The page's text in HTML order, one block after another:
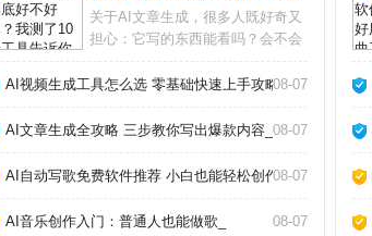
关于AI文章生成，很多人既好奇又
担心：它写的东西能看吗？会不会
使用，我实测了市面上主流工具，
能大幅提升写作效率。关键在于理
AI视频生成工具怎么选 零基础快速上手攻略_08-07
AI文章生成全攻略 三步教你写出爆款内容_ 08-07
AI自动写歌免费软件推荐 小白也能轻松创作_08-07
AI音乐创作入门：普通人也能做歌_ 08-07